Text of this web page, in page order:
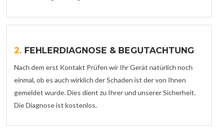
2. FEHLERDIAGNOSE & BEGUTACHTUNG
Nach dem erst Kontakt Prüfen wir Ihr Gerät natürlich noch
einmal, ob es auch wirklich der Schaden ist der von Ihnen
gemeldet wurde. Dies dient zu Ihrer und unserer Sicherheit.
Die Diagnose ist kostenlos.